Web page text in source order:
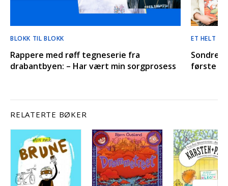
BLOKK TIL BLOKK
Rappere med røff tegneserie fra
drabantbyen: – Har vært min sorgprosess
ET HELT
Sondre
første
RELATERTE BØKER